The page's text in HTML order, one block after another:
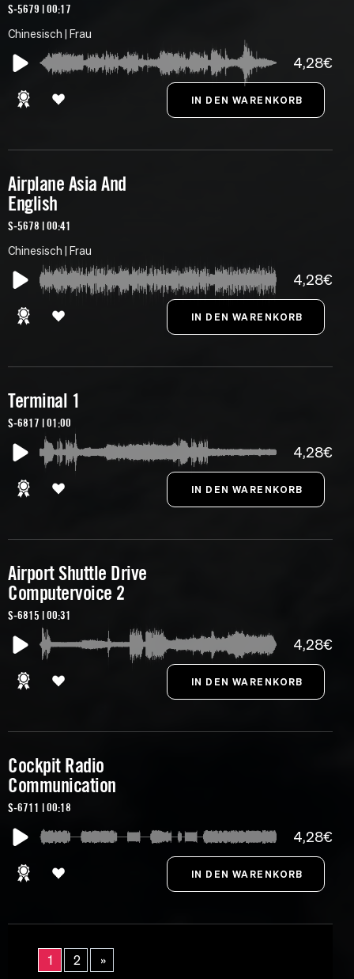
S-5679 | 00:17
Chinesisch | Frau
4,28€
Airplane Asia And
English
S-5678 | 00:41
Chinesisch | Frau
4,28€
Terminal 1
S-6817 | 01:00
4,28€
Airport Shuttle Drive
Computervoice 2
S-6815 | 00:31
4,28€
Cockpit Radio
Communication
S-6711 | 00:18
4,28€
1 2 »